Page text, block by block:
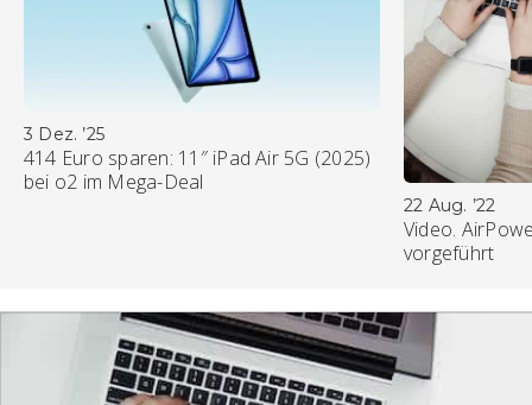
3 Dez. ’25
414 Euro sparen: 11″ iPad Air 5G (2025)
bei o2 im Mega-Deal
22 Aug. ’22
Video.
vorgeführt